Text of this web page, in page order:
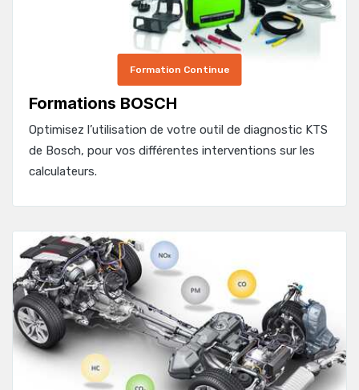
Formation Continue
Formations BOSCH
Optimisez l’utilisation de votre outil de diagnostic KTS
de Bosch, pour vos différentes interventions sur les
calculateurs.